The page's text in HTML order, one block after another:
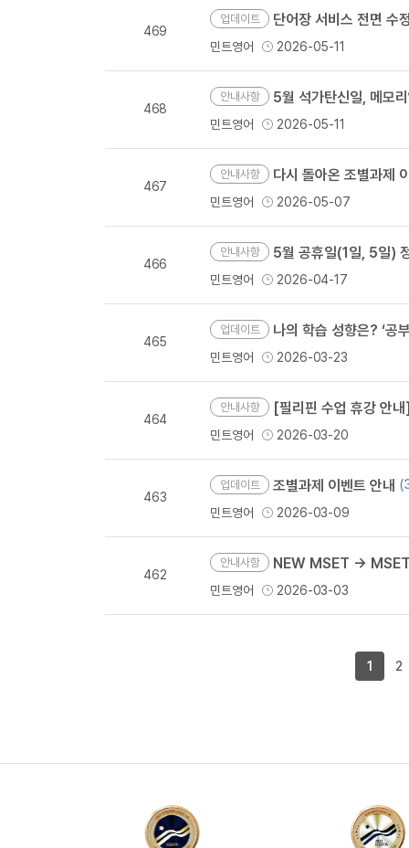
469
업데이트 단어장 서비스 전면 수
민트영어 2026-05-11
468
안내사항 5월 석가탄신일, 메모
민트영어 2026-05-11
467
안내사항 다시 돌아온 조별과제
민트영어 2026-05-07
466
안내사항 5월 공휴일(1일, 5일)
민트영어 2026-04-17
465
업데이트 나의 학습 성향은? ‘공
민트영어 2026-03-23
464
안내사항 [필리핀 수업 휴강 안내] 부활절
민트영어 2026-03-20
463
업데이트 조별과제 이벤트 안내
민트영어
2026-03-09
462
안내사항 NEW MSET → MSET
민트영어 2026-03-03
1 2